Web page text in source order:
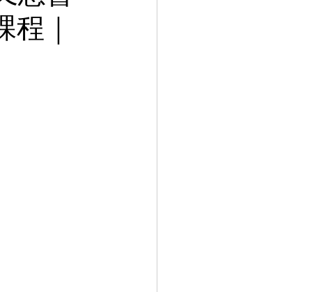
動 最新課程活動
｜